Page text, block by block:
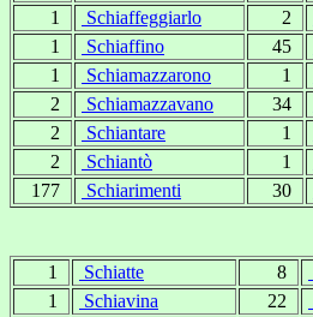
1
Schiaffeggiarlo 2
1
Schiaffino 45
1
Schiamazzarono 1
2
Schiamazzavano 34
2
Schiantare 1
2
Schiantò 1
177
Schiarimenti 30
1 Schiatte 8
1
Schiavina 22